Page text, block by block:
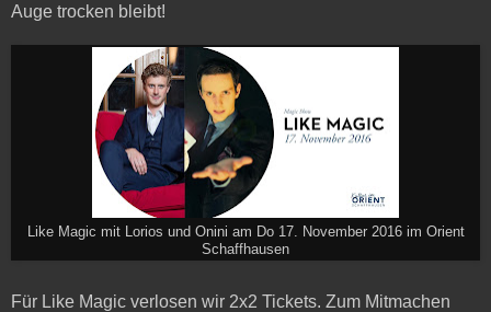
Auge trocken bleibt!
Like Magic mit Lorios und Onini am Do 17. November 2016 im Orient
Schaffhausen
Für Like Magic verlosen wir 2x2 Tickets. Zum Mitmachen